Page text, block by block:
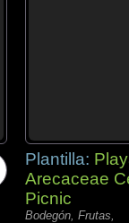
Plantilla:
Arecaceae
Picnic
Bodegón, Frutas,